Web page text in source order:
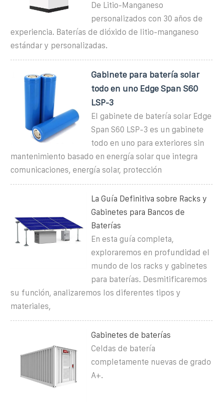
De Litio-Manganeso
personalizados con 30 años de
experiencia. Baterías de dióxido de litio-manganeso
estándar y personalizadas.
Gabinete para batería solar
todo en uno Edge Span S60
LSP-3
El gabinete de batería solar Edge
Span S60 LSP-3 es un gabinete
todo en uno para exteriores sin
mantenimiento basado en energía solar que integra
comunicaciones, energía solar, protección
La Guía Definitiva sobre Racks y
Gabinetes para Bancos de
Baterías
En esta guía completa,
exploraremos en profundidad el
mundo de los racks y gabinetes
para baterías. Desmitificaremos
su función, analizaremos los diferentes tipos y
materiales,
Gabinetes de baterías
Celdas de batería
completamente nuevas de grado
A+.